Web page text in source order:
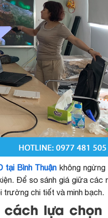
tại Bình Thuận không ngừng
Để so sánh giá giữa các
trường chi tiết và minh bạch.
lựa chọn